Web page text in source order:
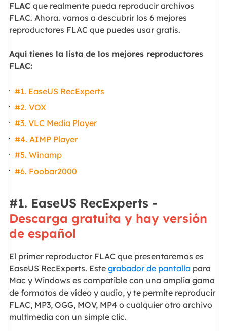
FLAC que realmente pueda reproducir archivos
FLAC. Ahora. vamos a descubrir los 6 mejores
reproductores FLAC que puedes usar gratis.
Aquí tienes la lista de los mejores reproductores
FLAC:
#1. EaseUS RecExperts
#2. VOX
#3. VLC Media Player
#4. AIMP Player
#5. Winamp
#6. Foobar2000
#1. EaseUS RecExperts -
Descarga gratuita y hay versión
de español
El primer reproductor FLAC que presentaremos es
EaseUS RecExperts. Este grabador de pantalla para
Mac y Windows es compatible con una amplia gama
de formatos de vídeo y audio, y te permite reproducir
FLAC, MP3, OGG, MOV, MP4 o cualquier otro archivo
multimedia con un simple clic.